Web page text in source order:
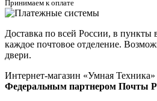
Принимаем к оплате
Доставка по всей России, в пункты
каждое почтовое отделение.
двери.
Интернет-магазин «Умная Техника»
Федеральным партнером Почты